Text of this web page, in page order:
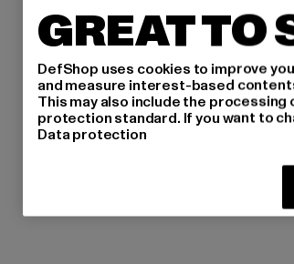
GREAT TO
DefShop uses cookies to improve
and measure interest-based
This may also include the
protection standard. If you want to
Data protection